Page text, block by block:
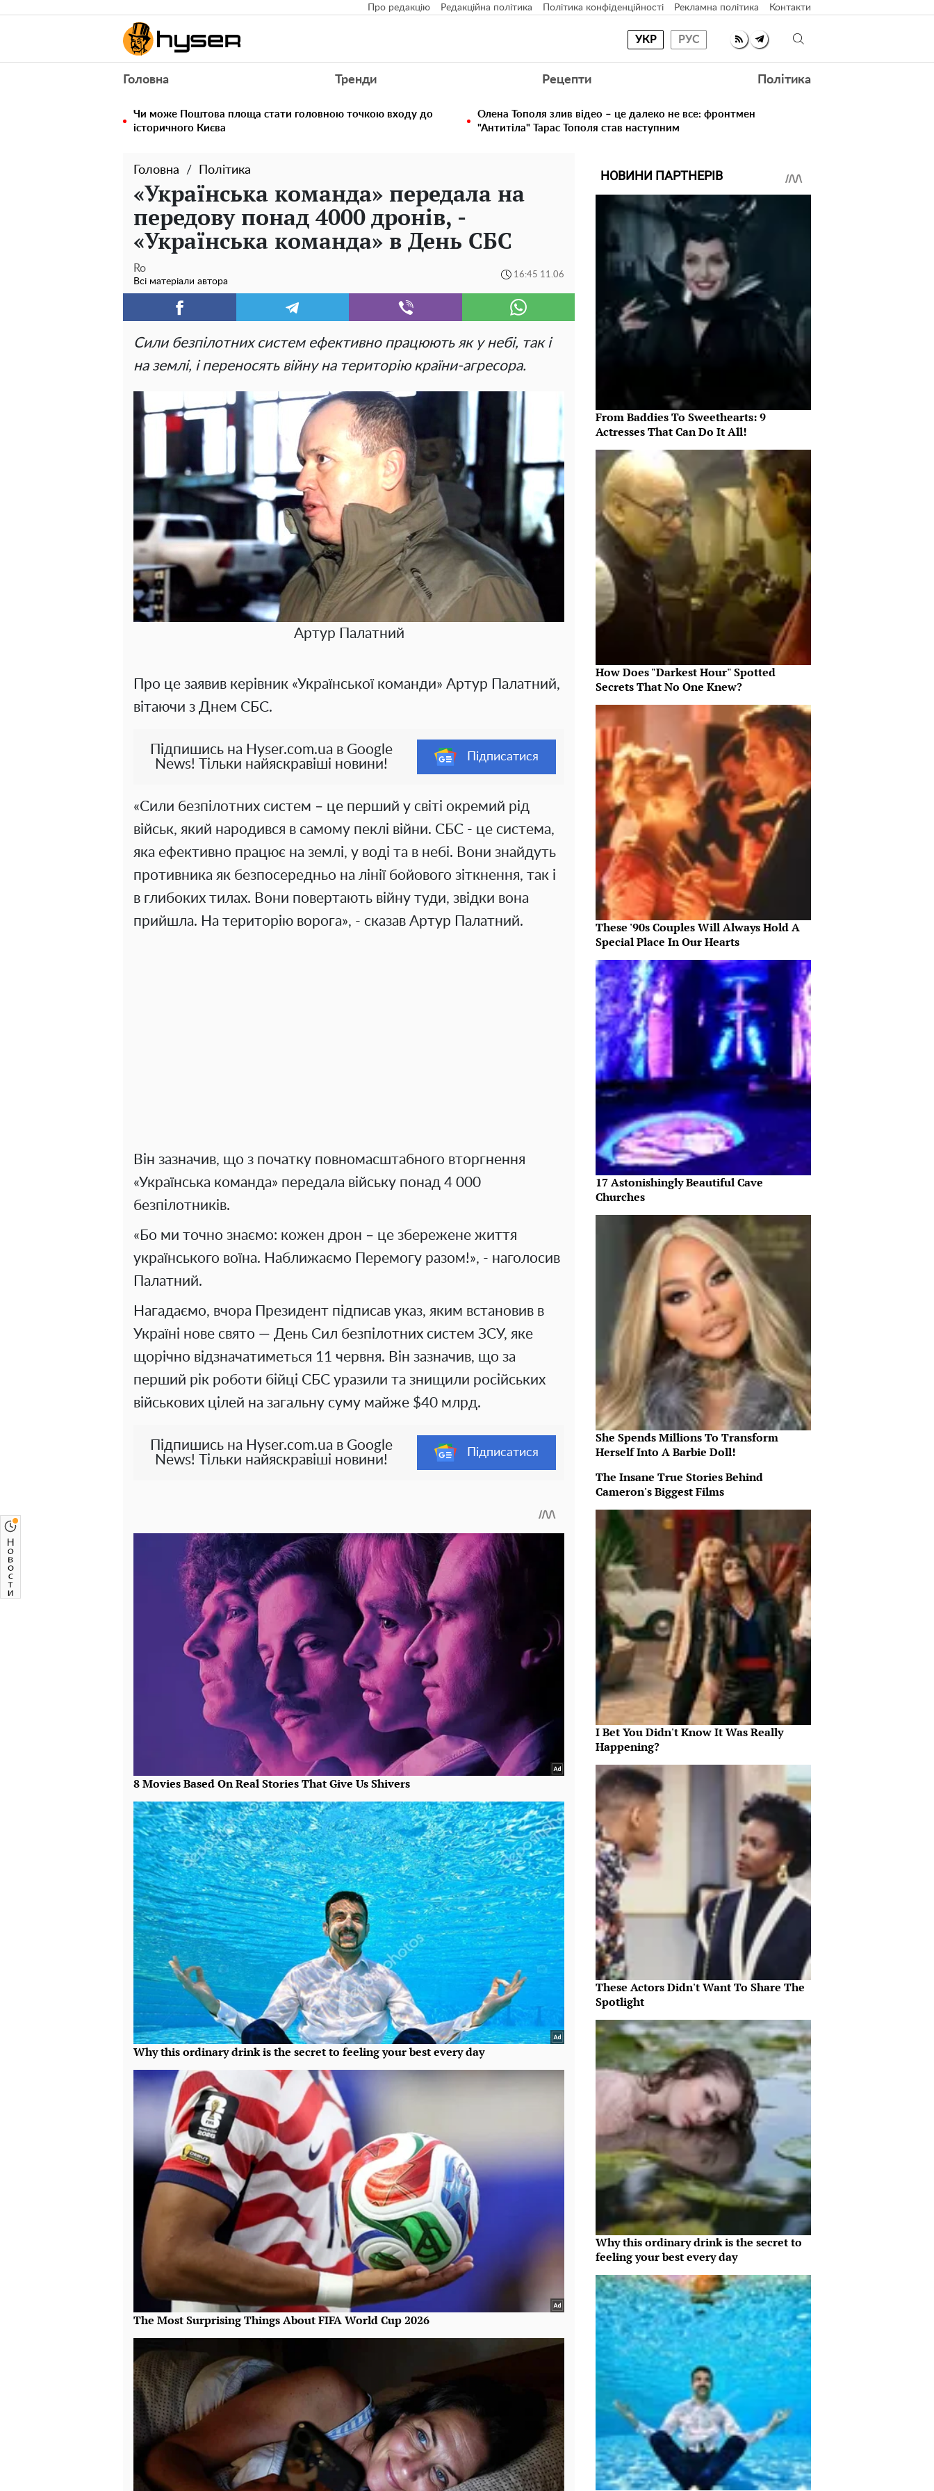
Про редакцію Редакційна політика Політика конфіденційності Рекламна політика Контакти
УКР РУС
Головна Тренди Рецепти Політика
Чи може Поштова площа стати головною точкою входу до
історичного Києва
Олена Тополя злив відео – це далеко не все: фронтмен
"Антитіла" Тарас Тополя став наступним
Головна Політика
«Українська команда» передала на
передову понад 4000 дронів, -
«Українська команда» в День СБС
Ro
Всі матеріали автора
16:45 11.06
Сили безпілотних систем ефективно працюють як у небі, так і
на землі, і переносять війну на територію країни-агресора.
Артур Палатний
Про це заявив керівник «Української команди» Артур Палатний,
вітаючи з Днем СБС.
Підпишись на Hyser.com.ua в Google
News! Тільки найяскравіші новини!
Підписатися
«Сили безпілотних систем – це перший у світі окремий рід
військ, який народився в самому пеклі війни. СБС - це система,
яка ефективно працює на землі, у воді та в небі. Вони знайдуть
противника як безпосередньо на лінії бойового зіткнення, так і
в глибоких тилах. Вони повертають війну туди, звідки вона
прийшла. На територію ворога», - сказав Артур Палатний.
Він зазначив, що з початку повномасштабного вторгнення
«Українська команда» передала війську понад 4 000
безпілотників.
«Бо ми точно знаємо: кожен дрон – це збережене життя
українського воїна. Наближаємо Перемогу разом!», - наголосив
Палатний.
Нагадаємо, вчора Президент підписав указ, яким встановив в
Україні нове свято — День Сил безпілотних систем ЗСУ, яке
щорічно відзначатиметься 11 червня. Він зазначив, що за
перший рік роботи бійці СБС уразили та знищили російських
військових цілей на загальну суму майже $40 млрд.
Підпишись на Hyser.com.ua в Google
News! Тільки найяскравіші новини!
Підписатися
НОВИНИ ПАРТНЕРІВ
From Baddies To Sweethearts: 9
Actresses That Can Do It All!
How Does "Darkest Hour" Spotted
Secrets That No One Knew?
These '90s Couples Will Always Hold A
Special Place In Our Hearts
17 Astonishingly Beautiful Cave
Churches
She Spends Millions To Transform
Herself Into A Barbie Doll!
The Insane True Stories Behind
Cameron's Biggest Films
I Bet You Didn't Know It Was Really
Happening?
These Actors Didn't Want To Share The
Spotlight
Why this ordinary drink is the secret to
feeling your best every day